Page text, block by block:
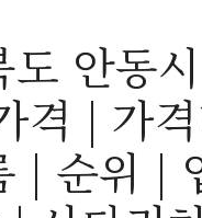
도 안동
격 | 가
| 순위 |